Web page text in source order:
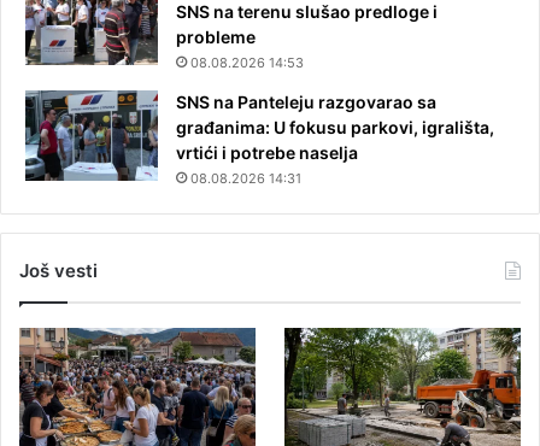
SNS na terenu slušao predloge i
probleme
08.08.2026 14:53
SNS na Panteleju razgovarao sa
građanima: U fokusu parkovi, igrališta,
vrtići i potrebe naselja
08.08.2026 14:31
Još vesti